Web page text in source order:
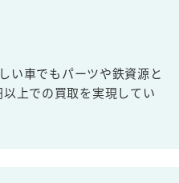
い車でもパーツや鉄資源と
上での買取を実現してい